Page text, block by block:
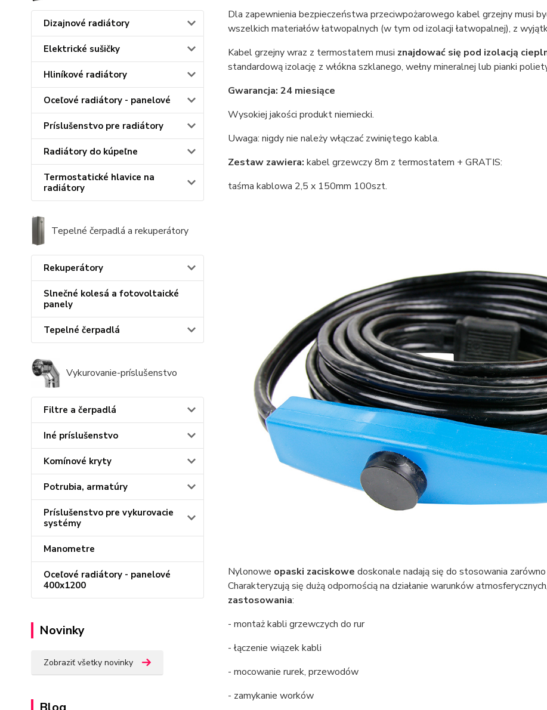
Dizajnové radiátory
Elektrické sušičky
Hliníkové radiátory
Oceľové radiátory - panelové
Príslušenstvo pre radiátory
Radiátory do kúpeľne
Termostatické hlavice na
radiátory
Tepelné čerpadlá a rekuperátory
Rekuperátory
Slnečné kolesá a fotovoltaické
panely
Tepelné čerpadlá
Vykurovanie-príslušenstvo
Filtre a čerpadlá
Iné príslušenstvo
Komínové kryty
Potrubia, armatúry
Príslušenstvo pre vykurovacie
systémy
Manometre
Oceľové radiátory - panelové
400x1200
Novinky
Zobraziť všetky novinky
Dla zapewnienia bezpieczeństwa przeciwpożarowego kabel grzejny musi
wszelkich materiałów łatwopalnych (w tym od izolacji łatwopalnej), z
Kabel grzejny wraz z termostatem musi znajdować się pod izolacją
standardową izolację z włókna szklanego, wełny mineralnej lub pianki
Gwarancja: 24 miesiące
Wysokiej jakości produkt niemiecki.
Uwaga: nigdy nie należy włączać zwiniętego kabla.
Zestaw zawiera: kabel grzewczy 8m z termostatem + GRATIS:
taśma kablowa 2,5 x 150mm 100szt.
Nylonowe opaski zaciskowe doskonale nadają się do stosowania
Charakteryzują się dużą odpornością na działanie warunków
zastosowania:
- montaż kabli grzewczych do rur
- łączenie wiązek kabli
- mocowanie rurek, przewodów
- zamykanie worków